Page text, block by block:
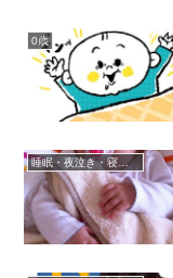
0歳
睡眠・夜泣き・寝かしつけ